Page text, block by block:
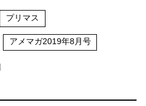
プリマス
アメマガ2019年8月号